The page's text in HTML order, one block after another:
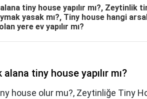
tiny house yapılır mı?, Zeytinlik
yasak mı?, Tiny house hangi
yere ev yapılır mı?
tiny house yapılır mı?
house olur mu?, Zeytinliğe Tiny